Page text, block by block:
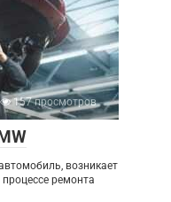
157 просмотров
возникает
ремонта